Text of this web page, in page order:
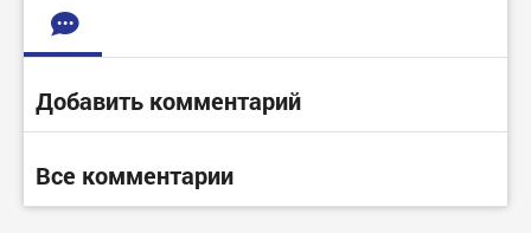
Добавить комментарий
Все комментарии